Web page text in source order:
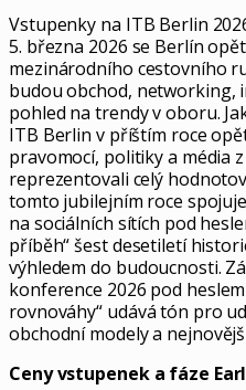
Vstupenky na ITB Berlin
5. března 2026 se Berlín
mezinárodního cestovního
budou obchod, networking,
pohled na trendy v oboru.
ITB Berlin v příštím roce
pravomocí, politiky a média
reprezentovali celý
tomto jubilejním roce
na sociálních sítích pod
příběh“ šest desetiletí
výhledem do budoucnosti.
konference 2026 pod
rovnováhy“ udává tón pro
obchodní modely a
Ceny vstupenek a fáze